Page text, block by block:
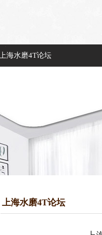
上海水磨4T论坛
上海水磨4T论坛